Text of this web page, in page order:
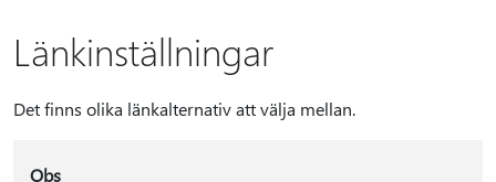
Länkinställningar
Det finns olika länkalternativ att välja mellan.
Obs